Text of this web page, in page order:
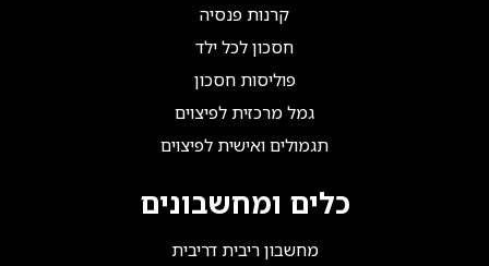
קרנות פנסיה
חסכון לכל ילד
פוליסות חסכון
גמל מרכזית לפיצוים
תגמולים ואישית לפיצוים
כלים ומחשבונים
מחשבון ריבית דריבית